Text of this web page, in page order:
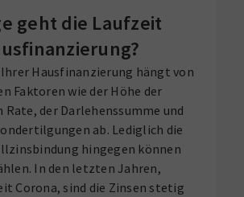
geht die Laufzeit
Hausfinanzierung hängt von
Faktoren wie der Höhe der
der Darlehenssumme und
ab. Lediglich die
hingegen können
In den letzten Jahren,
Corona, sind die Zinsen stetig